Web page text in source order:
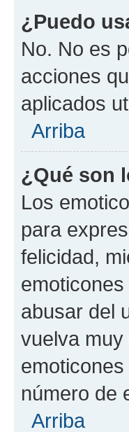
¿Puedo
No. No es
acciones
aplicados
Arriba
¿Qué son
Los
para
felicidad,
abusar del
vuelva
número de
Arriba